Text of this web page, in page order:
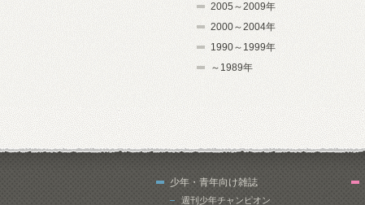
2005～2009年
2000～2004年
1990～1999年
～1989年
少年・青年向け雑誌
週刊少年チャンピオン